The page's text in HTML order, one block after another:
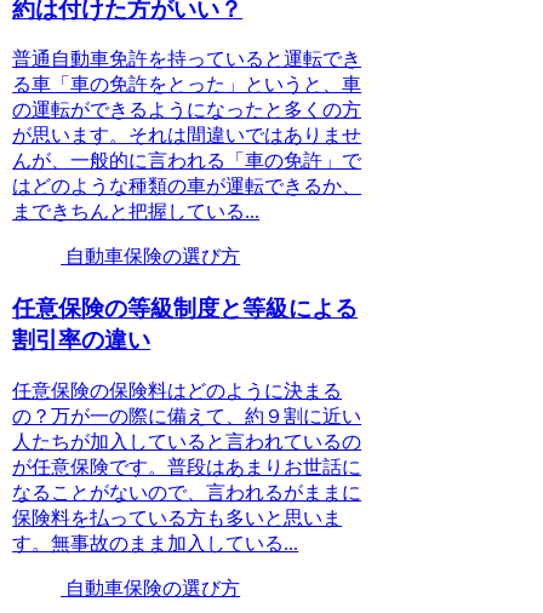
約は付けた方がいい？
普通自動車免許を持っていると運転でき
る車「車の免許をとった」というと、車
の運転ができるようになったと多くの方
が思います。それは間違いではありませ
んが、一般的に言われる「車の免許」で
はどのような種類の車が運転できるか、
まできちんと把握している...
自動車保険の選び方
任意保険の等級制度と等級による
割引率の違い
任意保険の保険料はどのように決まる
の？万が一の際に備えて、約９割に近い
人たちが加入していると言われているの
が任意保険です。普段はあまりお世話に
なることがないので、言われるがままに
保険料を払っている方も多いと思いま
す。無事故のまま加入している...
自動車保険の選び方